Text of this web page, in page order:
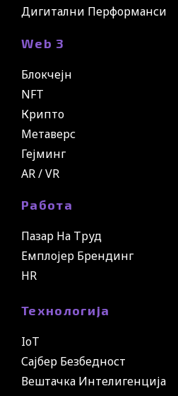
Дигитални Перформанси
Web 3
Блокчејн
NFT
Крипто
Метаверс
Гејминг
AR / VR
Работа
Пазар На Труд
Емплојер Брендинг
HR
Технологија
IoT
Сајбер Безбедност
Вештачка Интелигенција